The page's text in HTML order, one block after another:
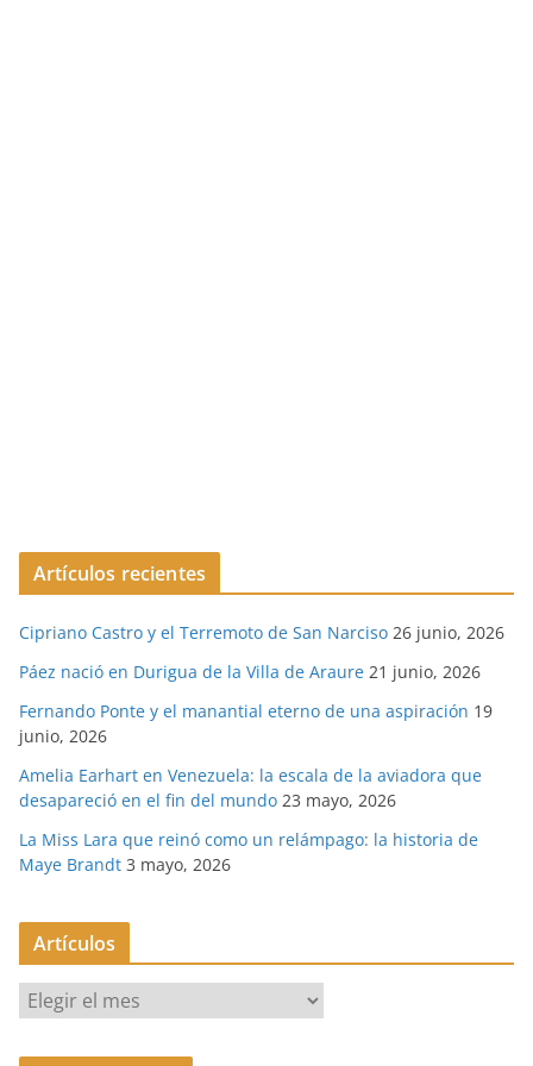
Artículos recientes
Cipriano Castro y el Terremoto de San Narciso 26 junio, 2026
Páez nació en Durigua de la Villa de Araure 21 junio, 2026
Fernando Ponte y el manantial eterno de una aspiración 19
junio, 2026
Amelia Earhart en Venezuela: la escala de la aviadora que
desapareció en el fin del mundo 23 mayo, 2026
La Miss Lara que reinó como un relámpago: la historia de
Maye Brandt 3 mayo, 2026
Artículos
r
t